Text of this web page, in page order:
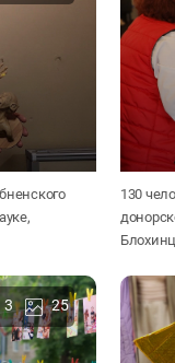
130
3 25